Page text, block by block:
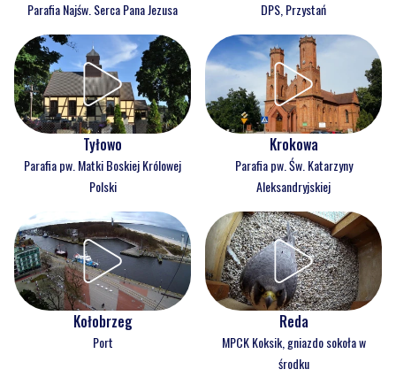
Parafia Najśw. Serca Pana Jezusa DPS, Przystań
Tyłowo
Parafia pw. Matki Boskiej Królowej
Polski
Krokowa
Parafia pw. Św. Katarzyny
Aleksandryjskiej
Kołobrzeg
Port
Reda
MPCK Koksik, gniazdo sokoła w
środku